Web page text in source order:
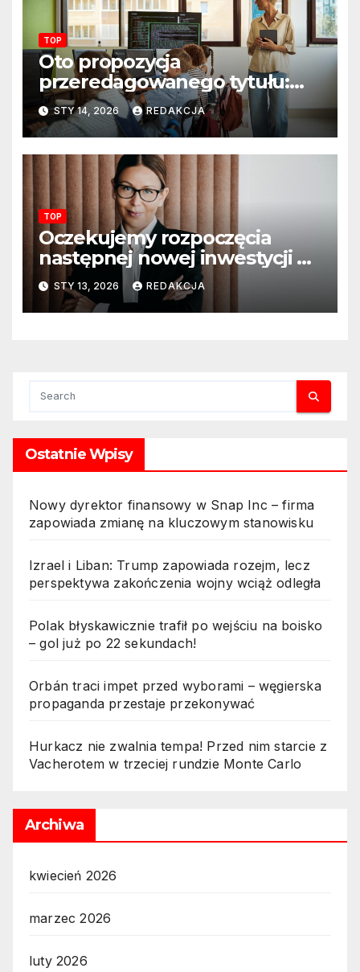
TOP
Oto propozycja
przeredagowanego tytułu:
Resort edukacji szkoli
nauczycieli z wykorzystania
sztucznej inteligencji. AI
pojawi się na zajęciach
szkolnych
STY 14, 2026 REDAKCJA
TOP
Oczekujemy rozpoczęcia
następnej nowej inwestycji w
ciągu najbliższego półrocza
STY 13, 2026 REDAKCJA
Ostatnie Wpisy
Nowy dyrektor finansowy w Snap Inc – firma
zapowiada zmianę na kluczowym stanowisku
Izrael i Liban: Trump zapowiada rozejm, lecz
perspektywa zakończenia wojny wciąż odległa
Polak błyskawicznie trafił po wejściu na boisko
– gol już po 22 sekundach!
Orbán traci impet przed wyborami – węgierska
propaganda przestaje przekonywać
Hurkacz nie zwalnia tempa! Przed nim starcie z
Vacherotem w trzeciej rundzie Monte Carlo
Archiwa
kwiecień 2026
marzec 2026
luty 2026